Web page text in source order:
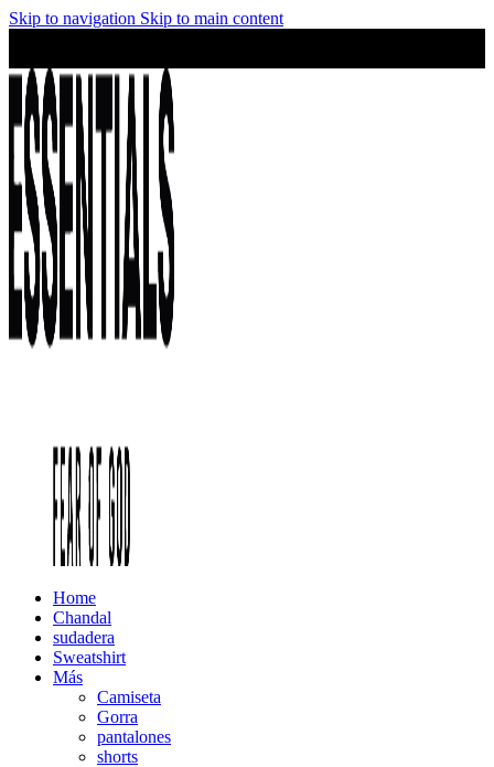
Skip to navigation Skip to main content
Home
Chandal
sudadera
Sweatshirt
Más
Camiseta
Gorra
pantalones
shorts